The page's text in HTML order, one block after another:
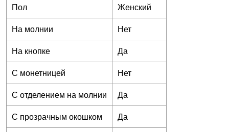
Пол
Женский
На молнии
Нет
На кнопке
Да
С монетницей
Нет
С отделением на молнии
Да
С прозрачным окошком
Да